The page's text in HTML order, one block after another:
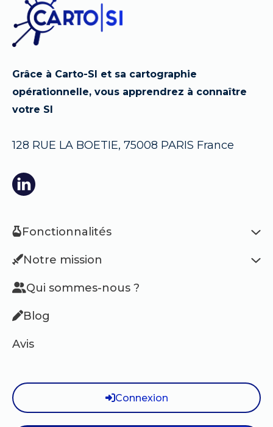
Grâce à Carto-SI et sa cartographie
opérationnelle, vous apprendrez à connaître
votre SI
128 RUE LA BOETIE, 75008 PARIS France
Fonctionnalités
Notre mission
Qui sommes-nous ?
Blog
Avis
Connexion